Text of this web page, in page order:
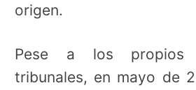
origen.
Pese a los propios
tribunales, en mayo de